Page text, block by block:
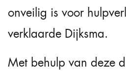
onveilig is voor
verklaarde Dijksma.
Met behulp van deze